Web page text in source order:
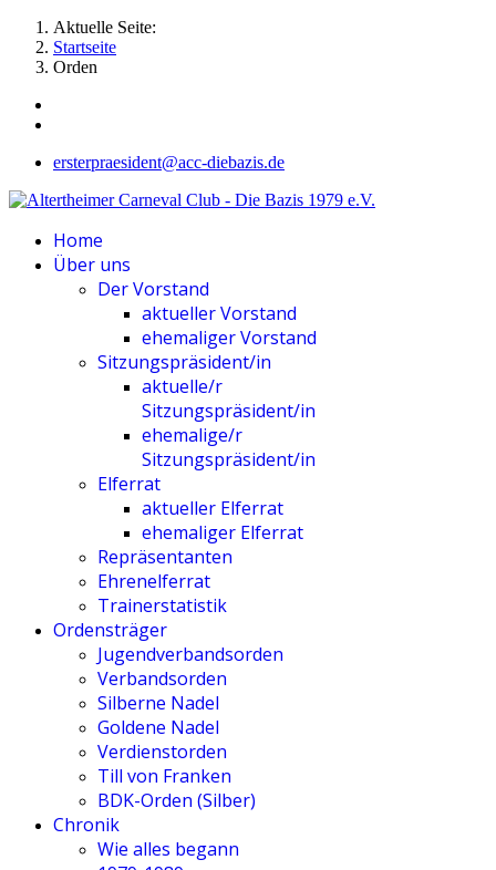
Aktuelle Seite:
Startseite
Orden
ersterpraesident@acc-diebazis.de
Home
Über uns
Der Vorstand
aktueller Vorstand
ehemaliger Vorstand
Sitzungspräsident/in
aktuelle/r
Sitzungspräsident/in
ehemalige/r
Sitzungspräsident/in
Elferrat
aktueller Elferrat
ehemaliger Elferrat
Repräsentanten
Ehrenelferrat
Trainerstatistik
Ordensträger
Jugendverbandsorden
Verbandsorden
Silberne Nadel
Goldene Nadel
Verdienstorden
Till von Franken
BDK-Orden (Silber)
Chronik
Wie alles begann